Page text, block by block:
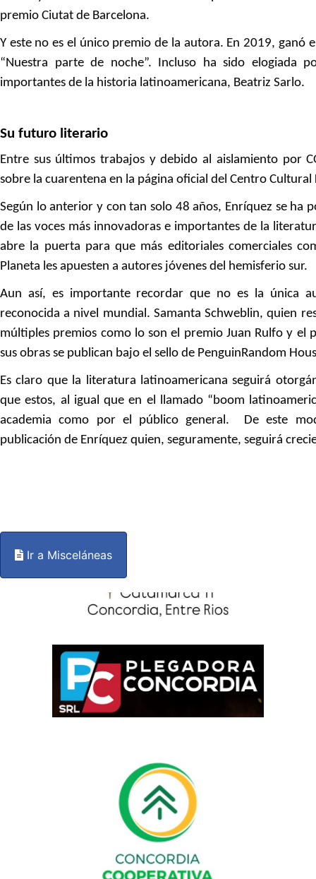
premio Ciutat de Barcelona.
Y este no es el único premio de la autora. En 2019, ganó
“Nuestra parte de noche”. Incluso ha sido elogiada
importantes de la historia latinoamericana, Beatriz Sarlo.
Su futuro literario
Entre sus últimos trabajos y debido al aislamiento por
sobre la cuarentena en la página oficial del Centro
Según lo anterior y con tan solo 48 años, Enríquez se
de las voces más innovadoras e importantes de la
abre la puerta para que más editoriales comerciales
Planeta les apuesten a autores jóvenes del hemisferio sur.
Aun así, es importante recordar que no es la única
reconocida a nivel mundial. Samanta Schweblin, quien
múltiples premios como lo son el premio Juan Rulfo y el
sus obras se publican bajo el sello de PenguinRandom
Es claro que la literatura latinoamericana seguirá
que estos, al igual que en el llamado “boom
academia como por el público general. De este
publicación de Enríquez quien, seguramente, seguirá
Ir a Misceláneas